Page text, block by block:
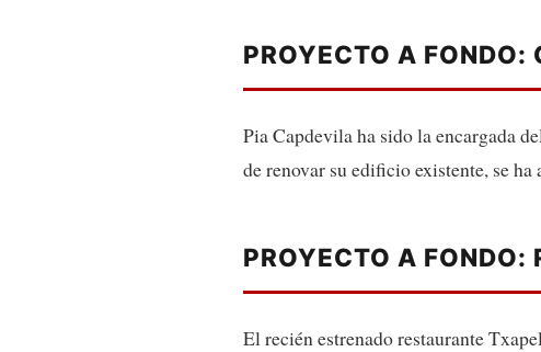
PROYECTO A FONDO:
Pia Capdevila ha sido la encargada
de renovar su edificio existente, se
PROYECTO A FONDO:
El recién estrenado restaurante